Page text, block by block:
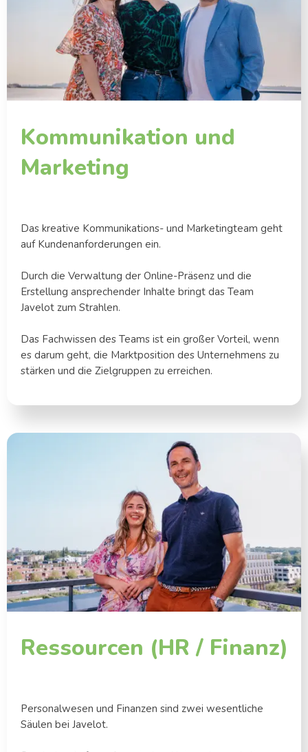
Kommunikation und
Marketing
Das kreative Kommunikations- und Marketingteam geht
auf Kundenanforderungen ein.
Durch die Verwaltung der Online-Präsenz und die
Erstellung ansprechender Inhalte bringt das Team
Javelot zum Strahlen.
Das Fachwissen des Teams ist ein großer Vorteil, wenn
es darum geht, die Marktposition des Unternehmens zu
stärken und die Zielgruppen zu erreichen.
Ressourcen (HR / Finanz)
Personalwesen und Finanzen sind zwei wesentliche
Säulen bei Javelot.